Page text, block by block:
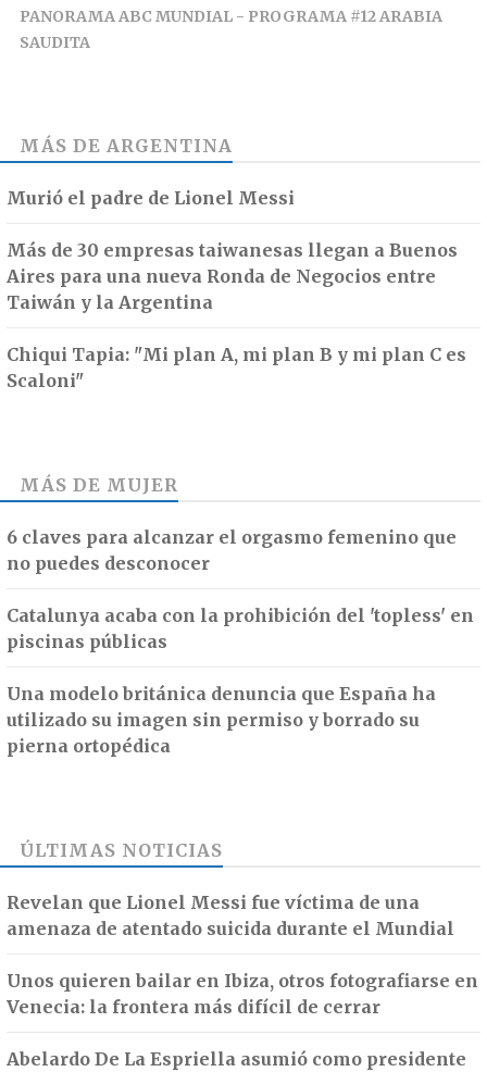
PANORAMA ABC MUNDIAL - PROGRAMA #12 ARABIA
SAUDITA
MÁS DE ARGENTINA
Murió el padre de Lionel Messi
Más de 30 empresas taiwanesas llegan a Buenos
Aires para una nueva Ronda de Negocios entre
Taiwán y la Argentina
Chiqui Tapia: "Mi plan A, mi plan B y mi plan C es
Scaloni"
MÁS DE MUJER
6 claves para alcanzar el orgasmo femenino que
no puedes desconocer
Catalunya acaba con la prohibición del 'topless' en
piscinas públicas
Una modelo británica denuncia que España ha
utilizado su imagen sin permiso y borrado su
pierna ortopédica
ÚLTIMAS NOTICIAS
Revelan que Lionel Messi fue víctima de una
amenaza de atentado suicida durante el Mundial
Unos quieren bailar en Ibiza, otros fotografiarse en
Venecia: la frontera más difícil de cerrar
Abelardo De La Espriella asumió como presidente